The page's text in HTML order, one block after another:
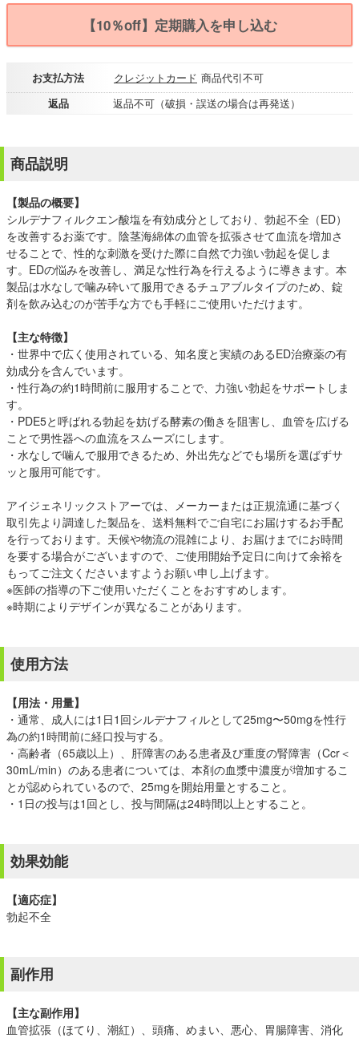
【10％off】定期購入を申し込む
お支払方法 クレジットカード 商品代引不可
返品
返品不可（破損・誤送の場合は再発送）
商品説明
【製品の概要】
シルデナフィルクエン酸塩を有効成分としており、勃起不全（ED）
を改善するお薬です。陰茎海綿体の血管を拡張させて血流を増加さ
せることで、性的な刺激を受けた際に自然で力強い勃起を促しま
す。EDの悩みを改善し、満足な性行為を行えるように導きます。本
製品は水なしで噛み砕いて服用できるチュアブルタイプのため、錠
剤を飲み込むのが苦手な方でも手軽にご使用いただけます。
【主な特徴】
・世界中で広く使用されている、知名度と実績のあるED治療薬の有
効成分を含んでいます。
・性行為の約1時間前に服用することで、力強い勃起をサポートしま
す。
・PDE5と呼ばれる勃起を妨げる酵素の働きを阻害し、血管を広げる
ことで男性器への血流をスムーズにします。
・水なしで噛んで服用できるため、外出先などでも場所を選ばずサ
ッと服用可能です。
アイジェネリックストアーでは、メーカーまたは正規流通に基づく
取引先より調達した製品を、送料無料でご自宅にお届けするお手配
を行っております。天候や物流の混雑により、お届けまでにお時間
を要する場合がございますので、ご使用開始予定日に向けて余裕を
もってご注文くださいますようお願い申し上げます。
※医師の指導の下ご使用いただくことをおすすめします。
※時期によりデザインが異なることがあります。
使用方法
【用法・用量】
・通常、成人には1日1回シルデナフィルとして25mg〜50mgを性行
為の約1時間前に経口投与する。
・高齢者（65歳以上）、肝障害のある患者及び重度の腎障害（Ccr＜
30mL/min）のある患者については、本剤の血漿中濃度が増加するこ
とが認められているので、25mgを開始用量とすること。
・1日の投与は1回とし、投与間隔は24時間以上とすること。
効果効能
【適応症】
勃起不全
副作用
【主な副作用】
血管拡張（ほてり、潮紅）、頭痛、めまい、悪心、胃腸障害、消化